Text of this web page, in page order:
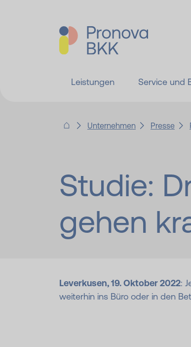
Leistungen Service und
Unternehmen Presse
Studie:
gehen
Leverkusen, 19. Oktober 2022:
weiterhin ins Büro oder in den